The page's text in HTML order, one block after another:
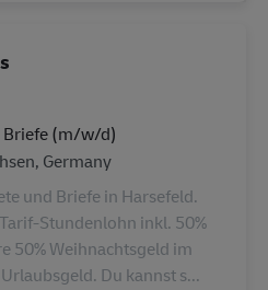
Briefe (m/w/d)
Germany
und Briefe in Harsefeld.
Stundenlohn inkl. 50%
50% Weihnachtsgeld im
Du kannst s...